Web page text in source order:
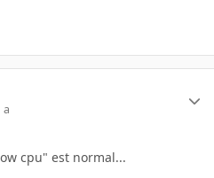
a
cpu" est normal...